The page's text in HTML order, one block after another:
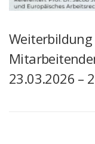
Weiterbildung
23.03.2026 –